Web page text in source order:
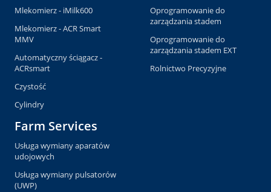
Mlekomierz - iMilk600
Mlekomierz - ACR Smart
MMV
Automatyczny ściągacz -
ACRsmart
Czystość
Cylindry
Oprogramowanie do
zarządzania stadem
Oprogramowanie do
zarządzania stadem EXT
Rolnictwo Precyzyjne
Farm Services
Usługa wymiany aparatów
udojowych
Usługa wymiany pulsatorów
(UWP)